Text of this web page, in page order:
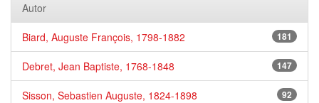
Autor
181
Biard, Auguste François, 1798-1882
147
Debret, Jean Baptiste, 1768-1848
92
Sisson, Sebastien Auguste, 1824-1898